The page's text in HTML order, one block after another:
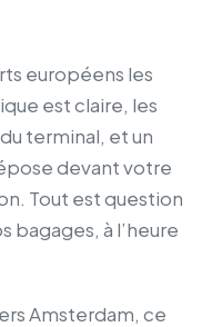
européens les
est claire, les
terminal, et un
devant votre
Tout est question
bagages, à l’heure
Amsterdam, ce